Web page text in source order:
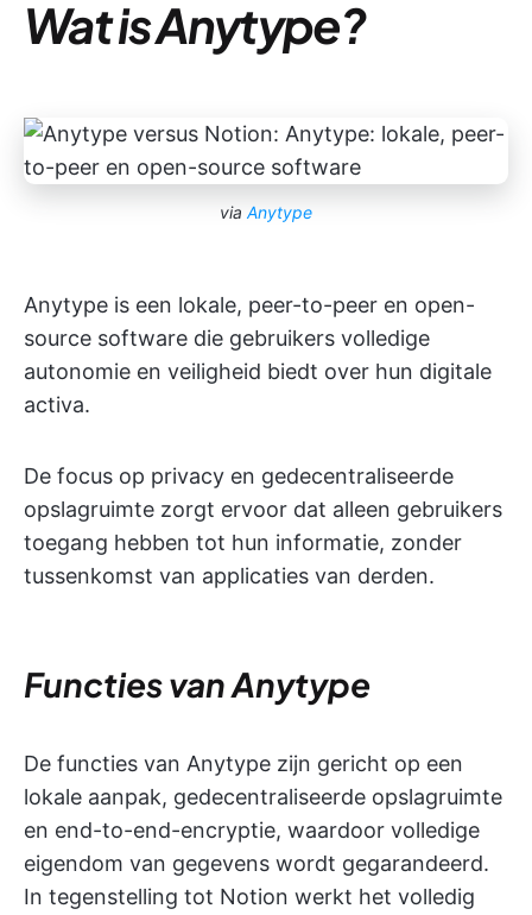
Wat is Anytype?
via Anytype
Anytype is een lokale, peer-to-peer en open-
source software die gebruikers volledige
autonomie en veiligheid biedt over hun digitale
activa.
De focus op privacy en gedecentraliseerde
opslagruimte zorgt ervoor dat alleen gebruikers
toegang hebben tot hun informatie, zonder
tussenkomst van applicaties van derden.
Functies van Anytype
De functies van Anytype zijn gericht op een
lokale aanpak, gedecentraliseerde opslagruimte
en end-to-end-encryptie, waardoor volledige
eigendom van gegevens wordt gegarandeerd.
In tegenstelling tot Notion werkt het volledig